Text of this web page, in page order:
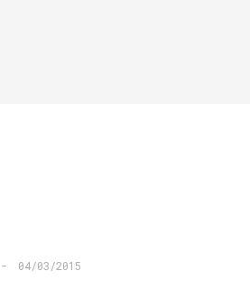
- 04/03/2015